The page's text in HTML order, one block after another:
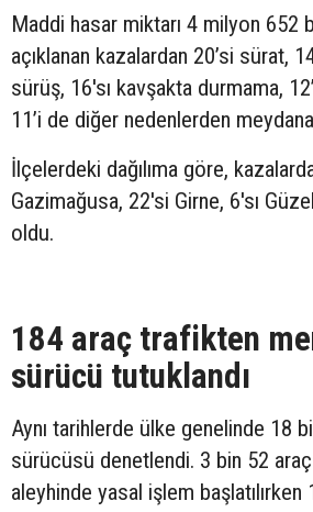
Maddi hasar miktarı 4 milyon 652
açıklanan kazalardan 20’si sürat,
sürüş, 16'sı kavşakta durmama,
11’i de diğer nedenlerden
İlçelerdeki dağılıma göre,
Gazimağusa, 22'si Girne, 6'sı
oldu.
184 araç trafikten
sürücü tutuklandı
Aynı tarihlerde ülke genelinde 18
sürücüsü denetlendi. 3 bin 52
aleyhinde yasal işlem